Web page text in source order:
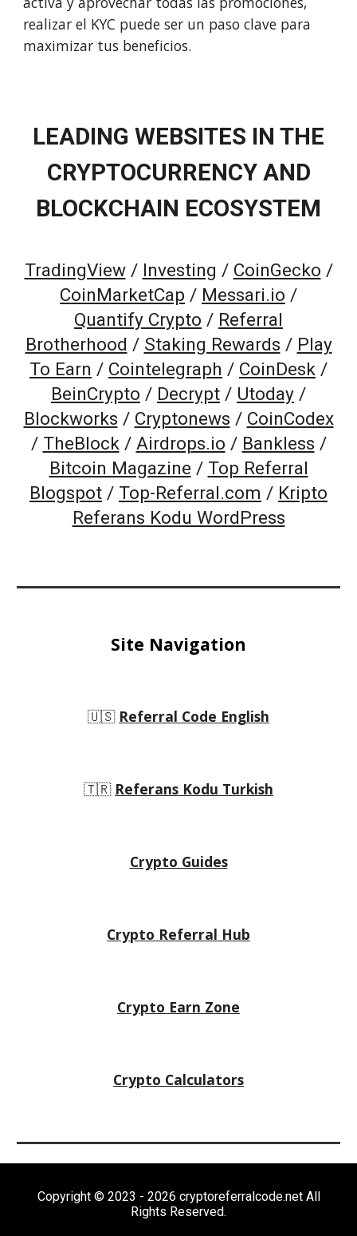
realizar el KYC puede ser un paso clave para
maximizar tus beneficios.
LEADING WEBSITES IN THE
CRYPTOCURRENCY AND
BLOCKCHAIN ECOSYSTEM
TradingView/ Investing / CoinGecko /
CoinMarketCap / Messari.io /
Quantify Crypto / Referral
Brotherhood / Staking Rewards / Play
To Earn / Cointelegraph / CoinDesk /
BeinCrypto / Decrypt / Utoday /
Blockworks / Cryptonews / CoinCodex
/ TheBlock/ Airdrops.io / Bankless /
Bitcoin Magazine / Top Referral
Blogspot / Top-Referral.com / Kripto
Referans Kodu WordPress
Site Navigation
🇺🇸 Referral Code English
🇹🇷 Referans Kodu Turkish
Crypto Guides
Crypto Referral Hub
Crypto Earn Zone
Crypto Calculators
Copyright © 2023 - 2026 cryptoreferralcode.net All
Rights Reserved.